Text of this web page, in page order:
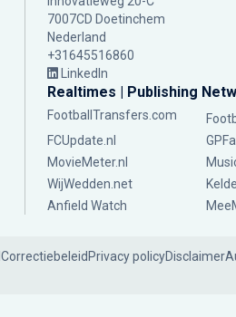
7007CD Doetinchem
Nederland
+31645516860
LinkedIn
Realtimes | Publishing
FootballTransfers.com
FCUpdate.nl
MovieMeter.nl
WijWedden.net
Anfield Watch
Correctiebeleid Privacy policyDisclaimer